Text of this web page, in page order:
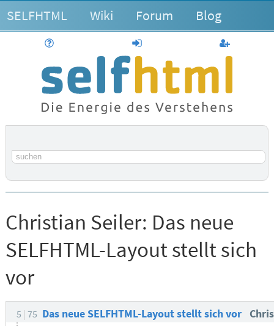
SELFHTML Wiki Forum Blog
anmelden
Suchbegriff
Christian Seiler: Das neue
SELFHTML-Layout stellt sich
vor
5 75 Das neue SELFHTML-Layout stellt sich vor